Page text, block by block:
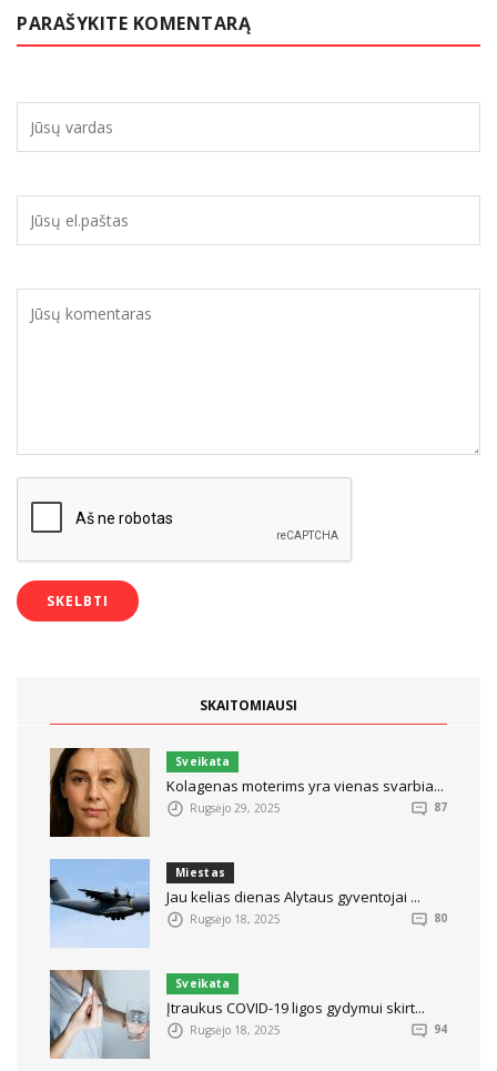
PARAŠYKITE KOMENTARĄ
SKAITOMIAUSI
Sveikata
Kolagenas moterims yra vienas svarbia...
Rugsėjo 29, 2025 87
Miestas
Jau kelias dienas Alytaus gyventojai ...
Rugsėjo 18, 2025 80
Sveikata
Įtraukus COVID-19 ligos gydymui skirt...
Rugsėjo 18, 2025 94